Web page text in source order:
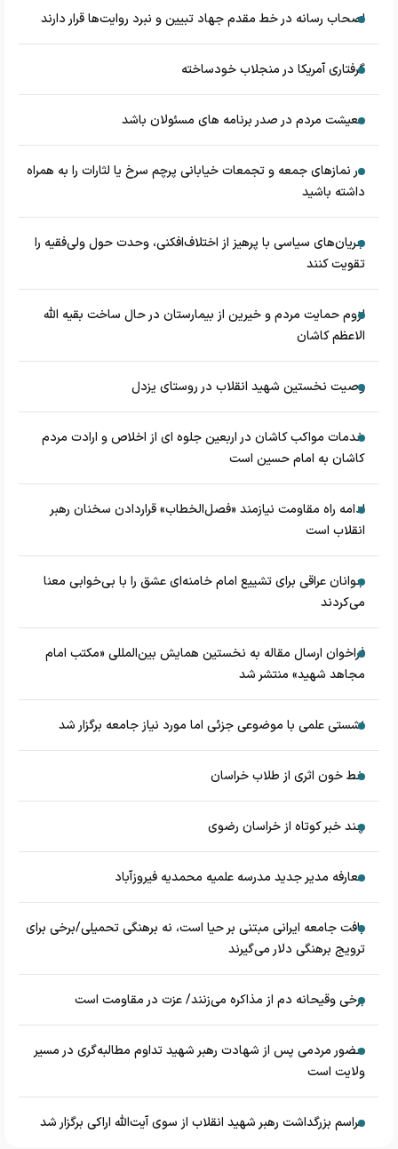
اصحاب رسانه در خط مقدم جهاد تبیین و نبرد روایت‌ها قرار دارند
گرفتاری آمریکا در منجلاب خودساخته
معیشت مردم در صدر برنامه های مسئولان باشد
در نماز‌های جمعه و تجمعات خیابانی پرچم سرخ یا لثارات را به همراه
داشته باشید
جریان‌های سیاسی با پرهیز از اختلاف‌افکنی، وحدت حول ولی‌فقیه را
تقویت کنند
لزوم حمایت مردم و خیرین از بیمارستان در حال ساخت بقیه الله
الاعظم کاشان
وصیت نخستین شهید انقلاب در روستای یزدل
خدمات مواکب کاشان در اربعین جلوه ای از اخلاص و ارادت مردم
کاشان به امام حسین است
ادامه راه مقاومت نیازمند «فصل‌الخطاب» قراردادن سخنان رهبر
انقلاب است
جوانان عراقی برای تشییع امام خامنه‌ای عشق را با بی‌خوابی معنا
می‌کردند
فراخوان ارسال مقاله به نخستین همایش بین‌المللی «مکتب امام
مجاهد شهید» منتشر شد
نشستی علمی با موضوعی جزئی اما مورد نیاز جامعه برگزار شد
خط خون اثری از طلاب خراسان
چند خبر کوتاه از خراسان رضوی
معارفه مدیر جدید مدرسه علمیه محمدیه فیروزآباد
بافت جامعه ایرانی مبتنی بر حیا است، نه برهنگی تحمیلی/برخی برای
ترویج برهنگی دلار می‌گیرند
برخی وقیحانه دم از مذاکره می‌زنند/ عزت در مقاومت است
حضور مردمی پس از شهادت رهبر شهید تداوم مطالبه‌گری در مسیر
ولایت است
مراسم بزرگداشت رهبر شهید انقلاب از سوی آیت‌الله اراکی برگزار شد